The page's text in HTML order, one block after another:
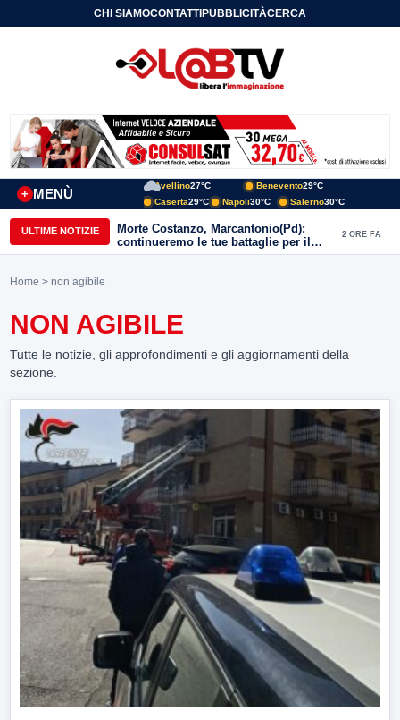
CHI SIAMOCONTATTIPUBBLICITÀCERCA
MENÙ
+
Avellino27°C Benevento29°C
Caserta29°C Napoli30°C Salerno30°C
ULTIME NOTIZIE
Morte Costanzo, Marcantonio(Pd):
continueremo le tue battaglie per il
Sannio
2 ORE FA
Home > non agibile
NON AGIBILE
Tutte le notizie, gli approfondimenti e gli aggiornamenti della
sezione.